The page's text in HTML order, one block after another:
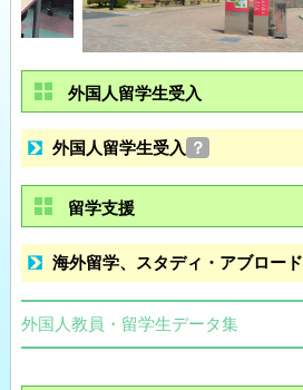
外国人留学生受入
外国人留学生受入 ？
留学支援
海外留学、スタディ・アブロード
外国人教員・留学生データ集